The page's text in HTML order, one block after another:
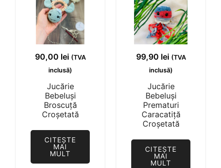
90,00 lei (TVA
inclusă)
Jucărie
Bebeluși
Broscuță
Croșetată
CITEȘTE
MAI
MULT
99,90 lei (TVA
inclusă)
Jucărie
Bebeluși
Prematuri
Caracatiță
Croșetată
CITEȘTE
MAI
MULT